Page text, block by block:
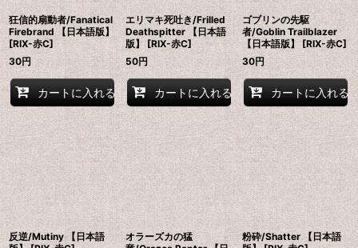
狂信的扇動者/Fanatical
Firebrand 【日本語版】
[RIX-赤C]
30円
カートに入れる
エリマキ死吐き/Frilled
Deathspitter 【日本語
版】 [RIX-赤C]
50円
カートに入れる
ゴブリンの先駆
者/Goblin Trailblazer
【日本語版】 [RIX-赤C]
30円
カートに入れる
反逆/Mutiny 【日本語
オラーズカの猛
粉砕/Shatter 【日本語